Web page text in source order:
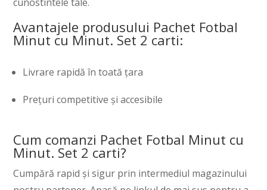
Avantajele produsului Pachet Fotbal
Minut cu Minut. Set 2 carti:
Livrare rapidă în toată țara
Prețuri competitive și accesibile
Cum comanzi Pachet Fotbal Minut cu
Minut. Set 2 carti?
Cumpără rapid și sigur prin intermediul magazinului